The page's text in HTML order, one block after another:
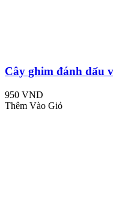
Cây ghim đánh dấu
950 VND
Thêm Vào Giỏ